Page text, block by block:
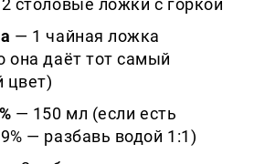
столовые ложки с горкой
— 1 чайная ложка
она даёт тот самый
цвет)
— 150 мл (если есть
— разбавь водой 1:1)